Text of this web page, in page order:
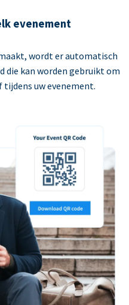
evenement
wordt er automatisch
die kan worden gebruikt om
uw evenement.